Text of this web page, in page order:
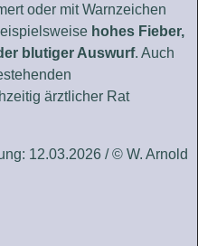
oder mit Warnzeichen
hohes Fieber,
blutiger Auswurf. Auch
ärztlicher Rat
12.03.2026 / © W. Arnold